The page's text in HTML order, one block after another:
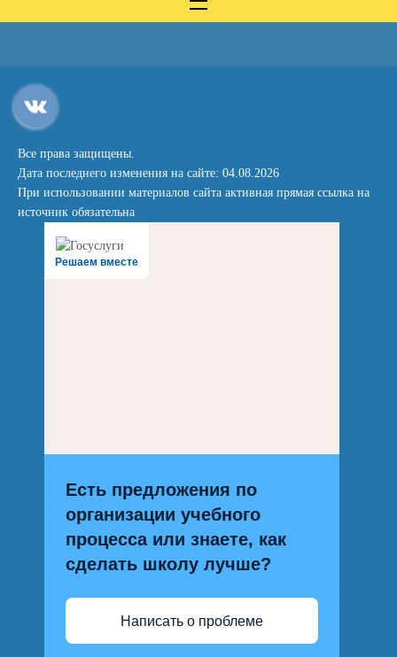
Все права защищены.
Дата последнего изменения на сайте: 04.08.2026
При использовании материалов сайта активная прямая ссылка на
источник обязательна
Решаем вместе
Есть предложения по
организации учебного
процесса или знаете, как
сделать школу лучше?
Написать о проблеме